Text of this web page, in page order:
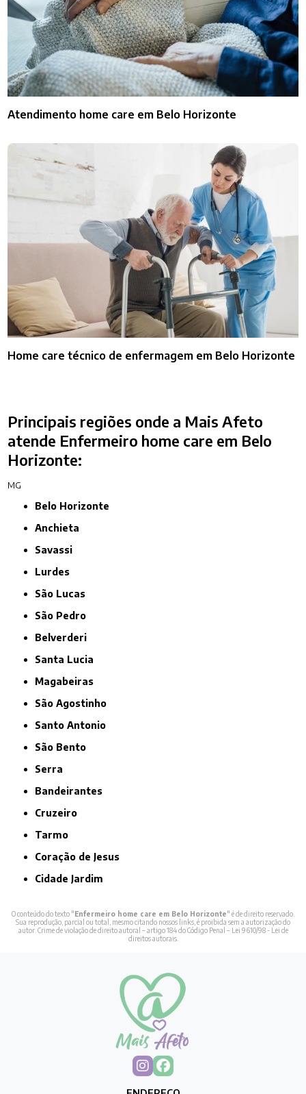
Atendimento home care em Belo Horizonte
Home care técnico de enfermagem em Belo Horizonte
Principais regiões onde a Mais Afeto
atende Enfermeiro home care em Belo
Horizonte:
MG
Belo Horizonte
Anchieta
Savassi
Lurdes
São Lucas
São Pedro
Belverderi
Santa Lucia
Magabeiras
São Agostinho
Santo Antonio
São Bento
Serra
Bandeirantes
Cruzeiro
Tarmo
Coração de Jesus
Cidade Jardim
O conteúdo do texto "Enfermeiro home care em Belo Horizonte" é de direito reservado.
Sua reprodução, parcial ou total, mesmo citando nossos links, é proibida sem a autorização do
autor. Crime de violação de direito autoral – artigo 184 do Código Penal – Lei 9610/98 - Lei de
direitos autorais.